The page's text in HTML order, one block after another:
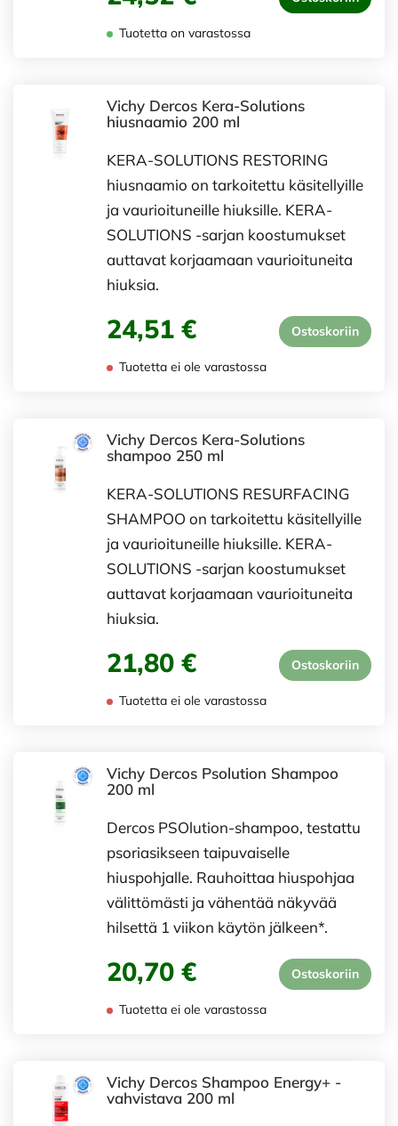
Tuotetta on varastossa
Vichy Dercos Kera-Solutions
hiusnaamio 200 ml
KERA-SOLUTIONS RESTORING
hiusnaamio on tarkoitettu käsitellyille
ja vaurioituneille hiuksille. KERA-
SOLUTIONS -sarjan koostumukset
auttavat korjaamaan vaurioituneita
hiuksia.
24,51 € Ostoskoriin
Tuotetta ei ole varastossa
Vichy Dercos Kera-Solutions
shampoo 250 ml
KERA-SOLUTIONS RESURFACING
SHAMPOO on tarkoitettu käsitellyille
ja vaurioituneille hiuksille. KERA-
SOLUTIONS -sarjan koostumukset
auttavat korjaamaan vaurioituneita
hiuksia.
21,80 € Ostoskoriin
Tuotetta ei ole varastossa
Vichy Dercos Psolution Shampoo
200 ml
Dercos PSOlution-shampoo, testattu
psoriasikseen taipuvaiselle
hiuspohjalle. Rauhoittaa hiuspohjaa
välittömästi ja vähentää näkyvää
hilsettä 1 viikon käytön jälkeen*.
20,70 € Ostoskoriin
Tuotetta ei ole varastossa
Vichy Dercos Shampoo Energy+ -
vahvistava 200 ml